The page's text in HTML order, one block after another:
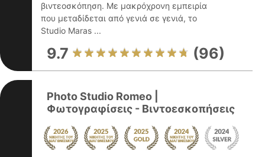
βιντεοσκόπηση. Με μακρόχρονη εμπειρία
που μεταδίδεται από γενιά σε γενιά, το
Studio Maras ...
9.7 (96)
Photο Studio Romeo |
Φωτογραφίσεις - Βιντοεσκοπήσεις